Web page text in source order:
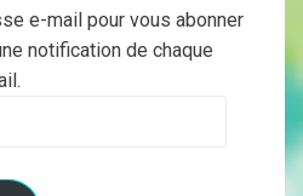
e-mail pour vous abonner
notification de chaque